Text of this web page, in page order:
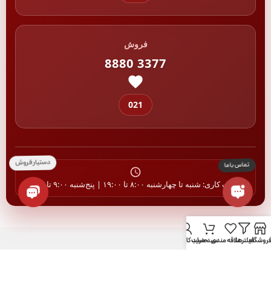
فروش
8880 3377
021
ساعات کاری: شنبه تا چهارشنبه ۸:۰۰ تا ۱۹:۰۰ | پنج‌شنبه ۹:۰۰ تا ۱۴:۰۰
فروشگاهفیلترهاعلاقه مندیسبد خرید
حساب کاربری من